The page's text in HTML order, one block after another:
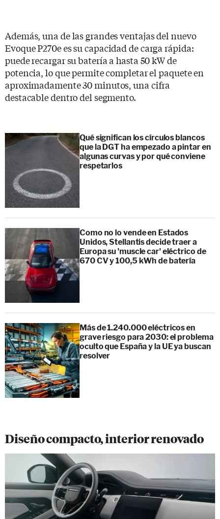
Además, una de las grandes ventajas del nuevo
Evoque P270e es su capacidad de carga rápida:
puede recargar su batería a hasta 50 kW de
potencia, lo que permite completar el paquete en
aproximadamente 30 minutos, una cifra
destacable dentro del segmento.
Qué significan los círculos blancos
que la DGT ha empezado a pintar en
algunas curvas y por qué conviene
respetarlos
Como no lo vende en Estados
Unidos, Stellantis decide traer a
Europa su 'muscle car' eléctrico de
670 CV y 100,5 kWh de batería
Más de 1.240.000 eléctricos en
grave riesgo para 2030: el problema
oculto que España y la UE ya buscan
resolver
Diseño compacto, interior renovado